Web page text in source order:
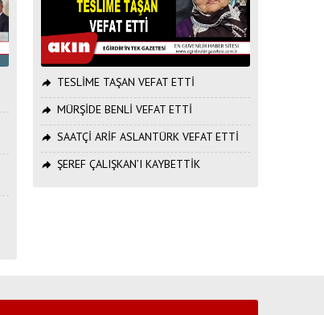
TESLİME TAŞAN VEFAT ETTİ
MÜRŞİDE BENLİ VEFAT ETTİ
SAATÇİ ARİF ASLANTÜRK VEFAT ETTİ
ŞEREF ÇALIŞKAN’I KAYBETTİK